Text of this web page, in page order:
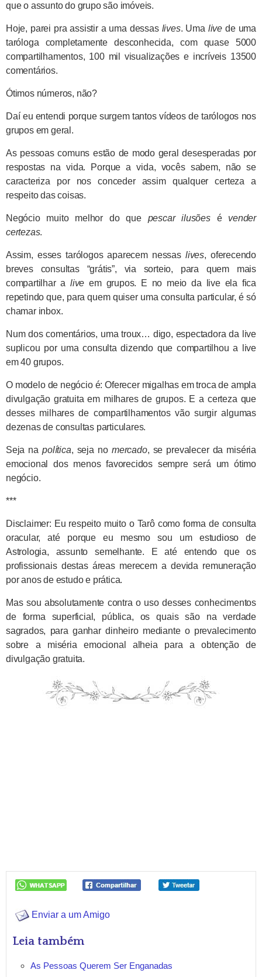
que o assunto do grupo são imóveis.
Hoje, parei pra assistir a uma dessas lives. Uma live de uma
taróloga completamente desconhecida, com quase 5000
compartilhamentos, 100 mil visualizações e incríveis 13500
comentários.
Ótimos números, não?
Daí eu entendi porque surgem tantos vídeos de tarólogos nos
grupos em geral.
As pessoas comuns estão de modo geral desesperadas por
respostas na vida. Porque a vida, vocês sabem, não se
caracteriza por nos conceder assim qualquer certeza a
respeito das coisas.
Negócio muito melhor do que pescar ilusõesé vender
certezas.
Assim, esses tarólogos aparecem nessaslives, oferecendo
breves consultas “grátis”, via sorteio, para quem mais
compartilhar alive em grupos. E no meio da live ela fica
repetindo que, para quem quiser uma consulta particular, é só
chamar inbox.
Num dos comentários, uma troux… digo, espectadora da live
suplicou por uma consulta dizendo que compartilhou a live
em 40 grupos.
O modelo de negócio é: Oferecer migalhas em troca de ampla
divulgação gratuita em milhares de grupos. E a certeza que
desses milhares de compartilhamentos vão surgir algumas
dezenas de consultas particulares.
Seja napolítica, seja no mercado, se prevalecer da miséria
emocional dos menos favorecidos sempre será um ótimo
negócio.
***
Disclaimer: Eu respeito muito o Tarô como forma de consulta
oracular, até porque eu mesmo sou um estudioso de
Astrologia, assunto semelhante. E até entendo que os
profissionais destas áreas merecem a devida remuneração
por anos de estudo e prática.
Mas sou absolutamente contra o uso desses conhecimentos
de forma superficial, pública, os quais são na verdade
sagrados, para ganhar dinheiro mediante o prevalecimento
sobre a miséria emocional alheia para a obtenção de
divulgação gratuita.
Enviar a um Amigo
Leia também
As Pessoas Querem Ser Enganadas